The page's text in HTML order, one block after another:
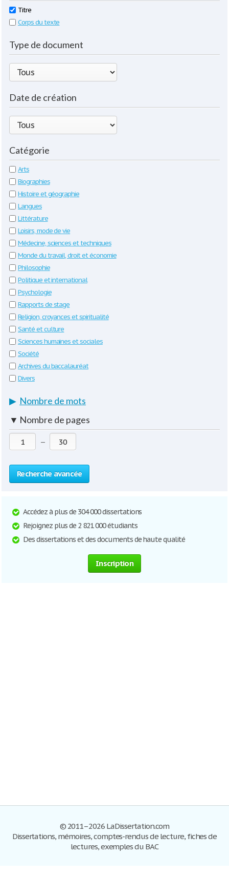
Titre
Corps du texte
Type de document
Date de création
Catégorie
Arts
Biographies
Histoire et géographie
Langues
Littérature
Loisirs, mode de vie
Médecine, sciences et techniques
Monde du travail, droit et économie
Philosophie
Politique et international
Psychologie
Rapports de stage
Religion, croyances et spiritualité
Santé et culture
Sciences humaines et sociales
Société
Archives du baccalauréat
Divers
▶ Nombre de mots
▼ Nombre de pages
—
Recherche avancée
Accédez à plus de 304 000 dissertations
Rejoignez plus de 2 821 000 étudiants
Des dissertations et des documents de haute qualité
Inscription
© 2011–2026 LaDissertation.com
Dissertations, mémoires, comptes-rendus de lecture, fiches de
lectures, exemples du BAC